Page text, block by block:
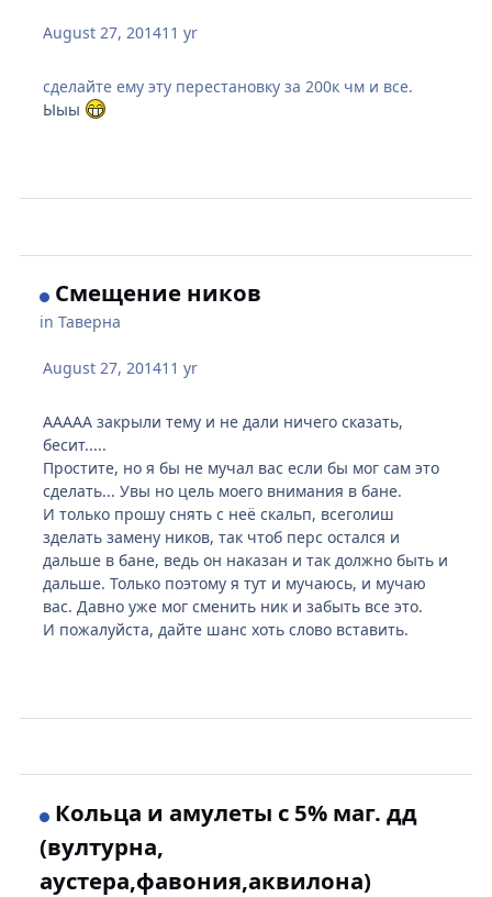
August 27, 201411 yr
сделайте ему эту перестановку за 200к чм и все.
Ыыы
Смещение ников
inТаверна
August 27, 201411 yr
ААААА закрыли тему и не дали ничего сказать,
бесит.....
Простите, но я бы не мучал вас если бы мог сам это
сделать... Увы но цель моего внимания в бане.
И только прошу снять с неё скальп, всеголиш
зделать замену ников, так чтоб перс остался и
дальше в бане, ведь он наказан и так должно быть и
дальше. Только поэтому я тут и мучаюсь, и мучаю
вас. Давно уже мог сменить ник и забыть все это.
И пожалуйста, дайте шанс хоть слово вставить.
Кольца и амулеты с 5% маг. дд
(вултурна,
аустера,фавония,аквилона)